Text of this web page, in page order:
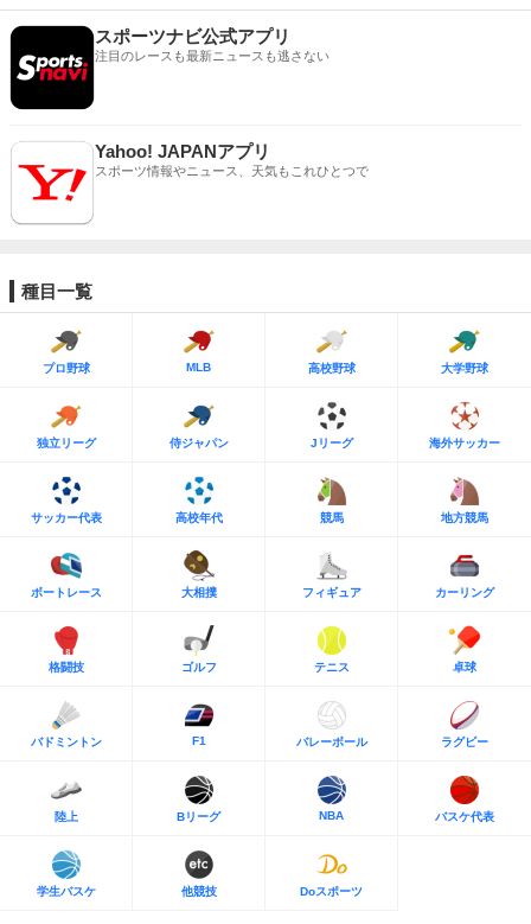
スポーツナビ公式アプリ
注目のレースも最新ニュースも逃さない
Yahoo! JAPANアプリ
スポーツ情報やニュース、天気もこれひとつで
種目一覧
プロ野球 MLB 高校野球 大学野球
独立リーグ 侍ジャパン Jリーグ 海外サッカー
サッカー代表 高校年代 競馬 地方競馬
ボートレース 大相撲 フィギュア カーリング
格闘技 ゴルフ テニス 卓球
バドミントン F1 バレーボール ラグビー
陸上 Bリーグ NBA バスケ代表
学生バスケ 他競技 Doスポーツ